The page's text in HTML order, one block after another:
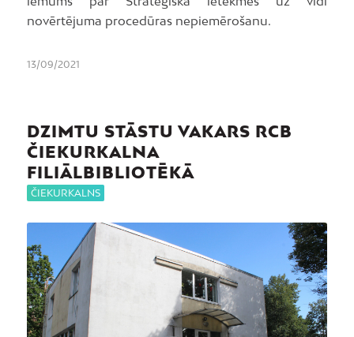
novērtējuma procedūras nepiemērošanu.
13/09/2021
DZIMTU STĀSTU VAKARS RCB
ČIEKURKALNA
FILIĀLBIBLIOTĒKĀ
ČIEKURKALNS